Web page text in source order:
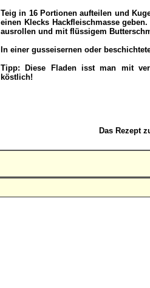
Teig in 16 Portionen aufteilen und
einen Klecks Hackfleischmasse
ausrollen und mit flüssigem
In einer gusseisernen oder
Tipp: Diese Fladen isst man mit
köstlich!
Das Rezept